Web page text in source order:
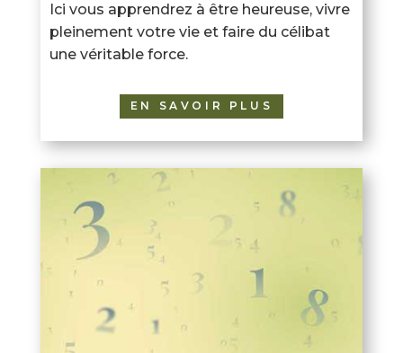
Ici vous apprendrez à être heureuse, vivre
pleinement votre vie et faire du célibat
une véritable force.
EN SAVOIR PLUS